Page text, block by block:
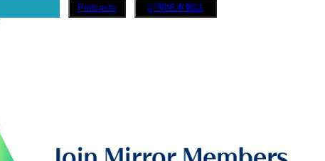
Podcasts 訂閱紙本雜誌